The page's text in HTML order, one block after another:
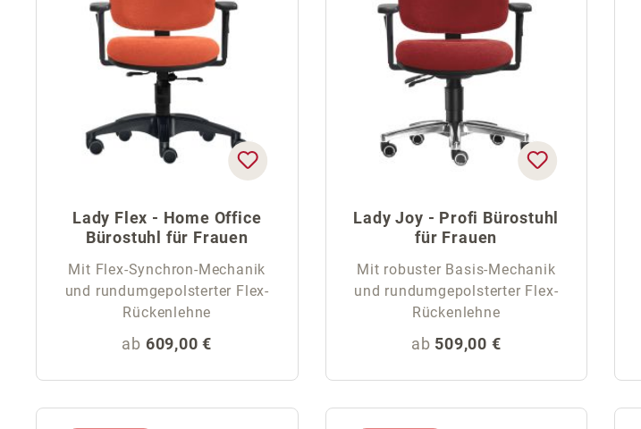
Lady Flex - Home Office
Bürostuhl für Frauen
Mit Flex-Synchron-Mechanik
und rundumgepolsterter Flex-
Rückenlehne
Regulärer Preis:
ab 609,00 €
Lady Joy - Profi Bürostuhl
für Frauen
Mit robuster Basis-Mechanik
und rundumgepolsterter Flex-
Rückenlehne
Regulärer Preis:
ab 509,00 €